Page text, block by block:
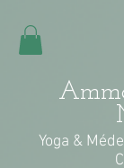
Yoga &